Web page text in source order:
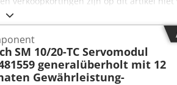
Acfjf
SM 10/20-TC Servomodul
generalüberholt mit 12
Gewährleistung-